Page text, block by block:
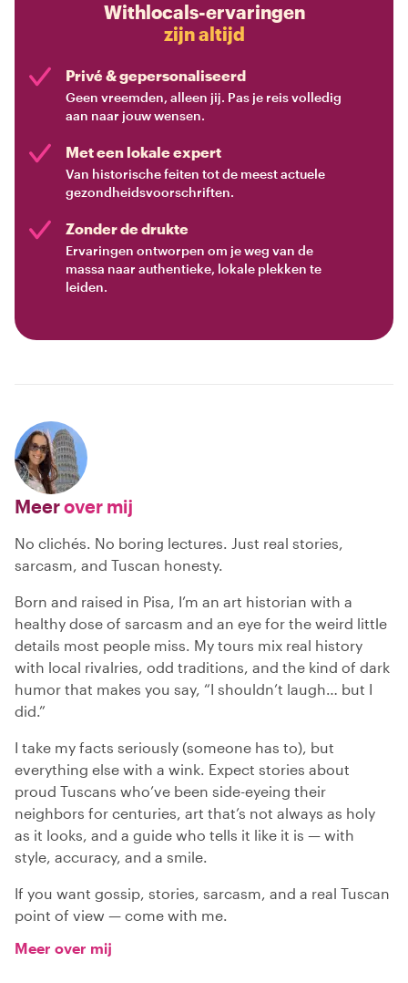
Withlocals-ervaringen
zijn altijd
Privé & gepersonaliseerd
Geen vreemden, alleen jij. Pas je reis volledig
aan naar jouw wensen.
Met een lokale expert
Van historische feiten tot de meest actuele
gezondheidsvoorschriften.
Zonder de drukte
Ervaringen ontworpen om je weg van de
massa naar authentieke, lokale plekken te
leiden.
Meerover mij
No clichés. No boring lectures. Just real stories,
sarcasm, and Tuscan honesty.
Born and raised in Pisa, I’m an art historian with a
healthy dose of sarcasm and an eye for the weird little
details most people miss. My tours mix real history
with local rivalries, odd traditions, and the kind of dark
humor that makes you say, “I shouldn’t laugh… but I
did.”
I take my facts seriously (someone has to), but
everything else with a wink. Expect stories about
proud Tuscans who’ve been side-eyeing their
neighbors for centuries, art that’s not always as holy
as it looks, and a guide who tells it like it is — with
style, accuracy, and a smile.
If you want gossip, stories, sarcasm, and a real Tuscan
point of view — come with me.
Meer over mij